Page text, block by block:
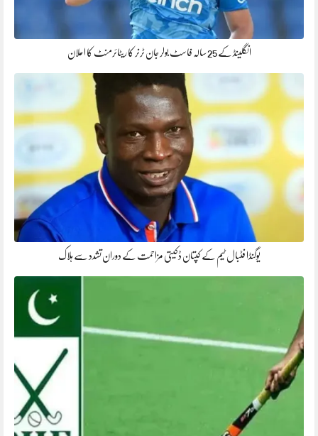
انگلینڈ کے 25 سالہ فاسٹ بولر جان ٹرنر کا ریٹائرمنٹ کا اعلان
یوگنڈا فٹبال ٹیم کے کپتان ڈکیتی مزاحمت کے دوران تشدد سے ہلاک